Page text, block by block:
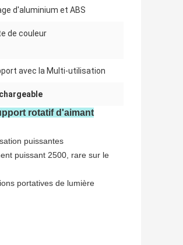
d'aluminium et ABS
de couleur
avec la Multi-utilisation
rotatif d'aimant
puissantes
puissant 2500, rare sur le
portatives de lumière